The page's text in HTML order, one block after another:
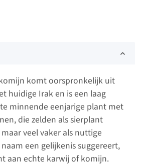
komt oorspronkelijk uit
huidige Irak en is een laag
minnende eenjarige plant met
die zelden als sierplant
veel vaker als nuttige
een gelijkenis suggereert,
aan echte karwij of komijn.